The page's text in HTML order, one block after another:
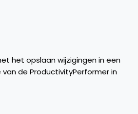
het opslaan wijzigingen in een
de ProductivityPerformer in